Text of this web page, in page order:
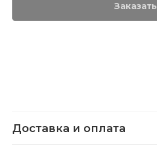
Заказать
Доставка и оплата